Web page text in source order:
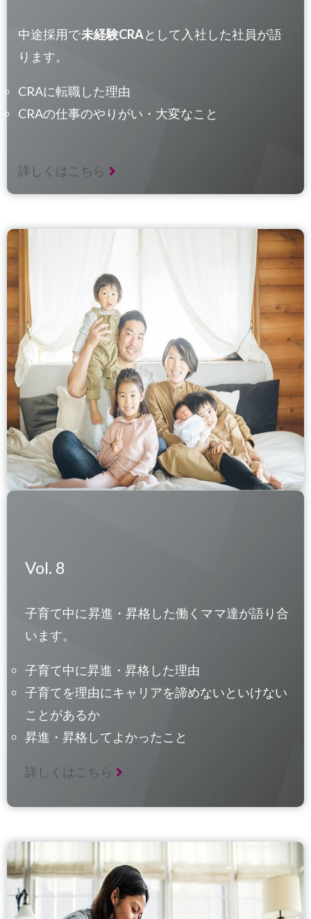
中途採用で未経験CRAとして入社した社員が語
ります。
CRAに転職した理由
CRAの仕事のやりがい・大変なこと
詳しくはこちら
Vol. 8
子育て中に昇進・昇格した働くママ達が語り合
います。
子育て中に昇進・昇格した理由
子育てを理由にキャリアを諦めないといけない
ことがあるか
昇進・昇格してよかったこと
詳しくはこちら